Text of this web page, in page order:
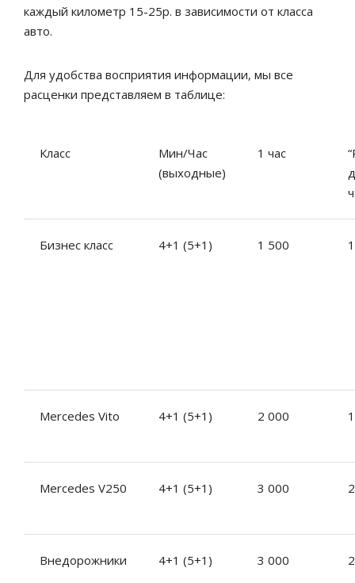
каждый километр 15-25р. в зависимости от класса
авто.
Для удобства восприятия информации, мы все
расценки представляем в таблице:
Класс
Мин/Час
(выходные)
1 час
Бизнес класс 4+1 (5+1) 1 500
Mercedes Vito 4+1 (5+1) 2 000
Mercedes V250 4+1 (5+1) 3 000
Внедорожники 4+1 (5+1) 3 000